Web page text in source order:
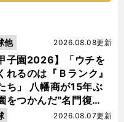
子園2026】「ウチを
れるのは『Ｂランク』
ち」 八幡商が15年ぶ
をつかんだ"名門復
裏
2026.08.08更新
他
2026.08.07更新